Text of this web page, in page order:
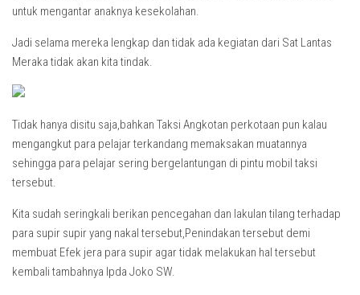
untuk mengantar anaknya kesekolahan.
Jadi selama mereka lengkap dan tidak ada kegiatan dari Sat Lantas
Meraka tidak akan kita tindak.
Tidak hanya disitu saja,bahkan Taksi Angkotan perkotaan pun kalau
mengangkut para pelajar terkandang memaksakan muatannya
sehingga para pelajar sering bergelantungan di pintu mobil taksi
tersebut.
Kita sudah seringkali berikan pencegahan dan lakulan tilang terhadap
para supir supir yang nakal tersebut,Penindakan tersebut demi
membuat Efek jera para supir agar tidak melakukan hal tersebut
kembali tambahnya Ipda Joko SW.